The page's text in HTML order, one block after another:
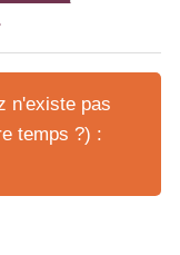
n'existe pas
temps ?) :